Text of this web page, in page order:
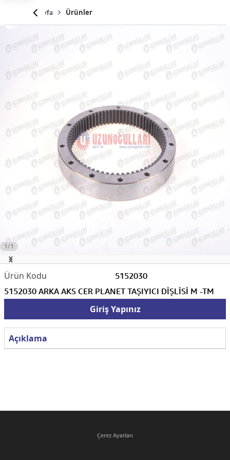
Anasayfa Ürünler
1/1
5152030
5152030 ARKA AKS CER PLANET TAŞIYICI DİŞLİSİ M -TM
Giriş Yapınız
Açıklama
Çerez Ayarları